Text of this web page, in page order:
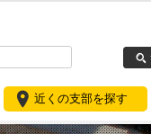
近くの支部を探す